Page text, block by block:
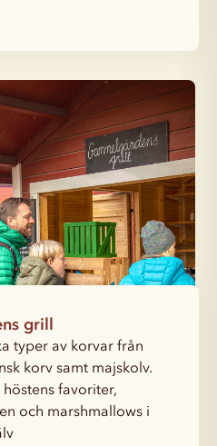
grill
typer av korvar från
korv samt majskolv.
favoriter,
och marshmallows i